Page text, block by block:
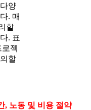
양
. 매
할
. 표
젝
할
, 노동 및 비용 절약